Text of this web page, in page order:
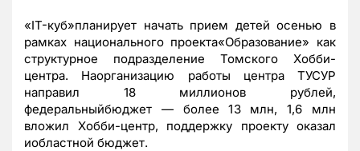
«IT-куб»планирует начать прием детей осенью в
рамках национального проекта«Образование» как
структурное подразделение Томского Хобби-
центра. Наорганизацию работы центра ТУСУР
направил 18 миллионов рублей,
федеральныйбюджет — более 13 млн, 1,6 млн
вложил Хобби-центр, поддержку проекту оказал
иобластной бюджет.